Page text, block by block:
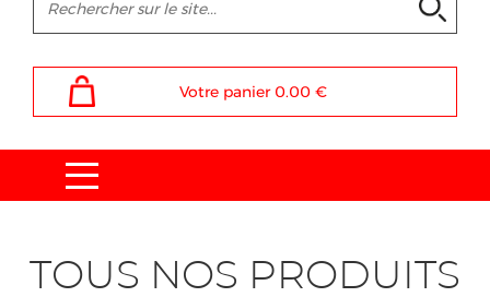
Votre panier 0.00 €
TOUS NOS PRODUITS